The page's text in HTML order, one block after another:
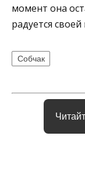
момент она
радуется
Собчак